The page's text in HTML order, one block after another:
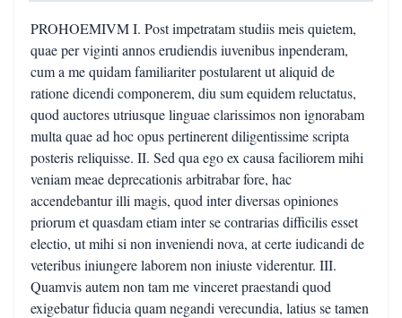
PROHOEMIVM I. Post impetratam studiis meis quietem,
quae per viginti annos erudiendis iuvenibus inpenderam,
cum a me quidam familiariter postularent ut aliquid de
ratione dicendi componerem, diu sum equidem reluctatus,
quod auctores utriusque linguae clarissimos non ignorabam
multa quae ad hoc opus pertinerent diligentissime scripta
posteris reliquisse. II. Sed qua ego ex causa faciliorem mihi
veniam meae deprecationis arbitrabar fore, hac
accendebantur illi magis, quod inter diversas opiniones
priorum et quasdam etiam inter se contrarias difficilis esset
electio, ut mihi si non inveniendi nova, at certe iudicandi de
veteribus iniungere laborem non iniuste viderentur. III.
Quamvis autem non tam me vinceret praestandi quod
exigebatur fiducia quam negandi verecundia, latius se tamen